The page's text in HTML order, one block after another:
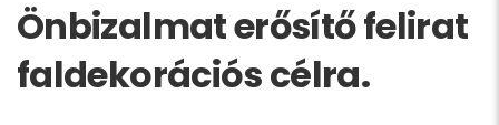
Önbizalmat erősítő felirat
faldekorációs célra.